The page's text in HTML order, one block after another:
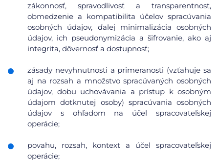
zákonnosť, spravodlivosť a transparentnosť,
obmedzenie a kompatibilita účelov spracúvania
osobných údajov, ďalej minimalizácia osobných
údajov, ich pseudonymizácia a šifrovanie, ako aj
integrita, dôvernosť a dostupnosť;
zásady nevyhnutnosti a primeranosti (vzťahuje sa
aj na rozsah a množstvo spracúvaných osobných
údajov, dobu uchovávania a prístup k osobným
údajom dotknutej osoby) spracúvania osobných
údajov s ohľadom na účel spracovateľskej
operácie;
povahu, rozsah, kontext a účel spracovateľskej
operácie;